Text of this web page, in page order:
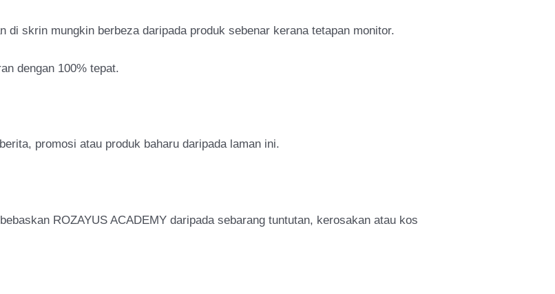
di skrin mungkin berbeza daripada produk sebenar kerana tetapan monitor.
dengan 100% tepat.
promosi atau produk baharu daripada laman ini.
ROZAYUS ACADEMY daripada sebarang tuntutan, kerosakan atau kos